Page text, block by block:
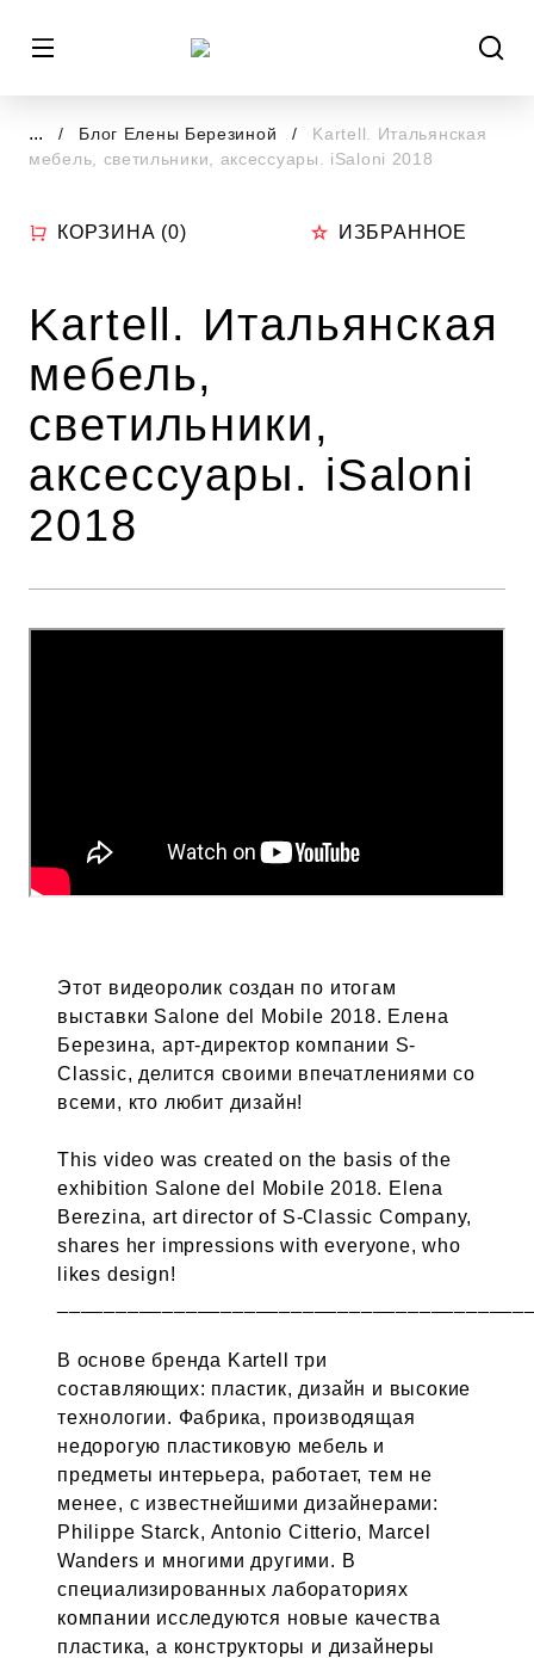
... Блог Елены Березиной
Kartell. Итальянская
мебель, светильники, аксессуары. iSaloni 2018
КОРЗИНА (0) ИЗБРАННОЕ
Kartell. Итальянская
мебель,
светильники,
аксессуары. iSaloni
2018
Этот видеоролик создан по итогам
выставки Salone del Mobile 2018. Елена
Березина, арт-директор компании S-
Classic, делится своими впечатлениями со
всеми, кто любит дизайн!
This video was created on the basis of the
exhibition Salone del Mobile 2018. Elena
Berezina, art director of S-Classic Company,
shares her impressions with everyone, who
likes design!
В основе бренда Kartell три
составляющих: пластик, дизайн и высокие
технологии. Фабрика, производящая
недорогую пластиковую мебель и
предметы интерьера, работает, тем не
менее, с известнейшими дизайнерами:
Philippe Starck, Antonio Citterio, Marcel
Wanders и многими другими. В
специализированных лабораториях
компании исследуются новые качества
пластика, а конструкторы и дизайнеры